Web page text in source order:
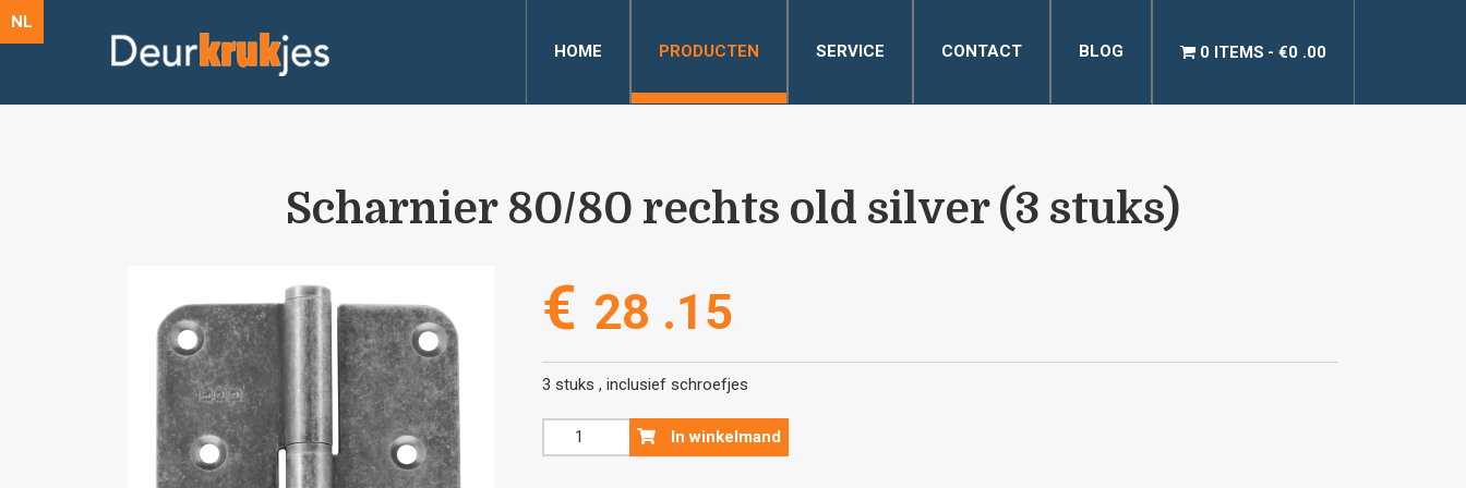
NL
HOME
PRODUCTEN SERVICE CONTACT BLOG 0 ITEMS €0 .00
Scharnier 80/80 rechts old silver (3 stuks)
€ 28 .15
3 stuks , inclusief schroefjes
Scharnier
80/80
In winkelmand